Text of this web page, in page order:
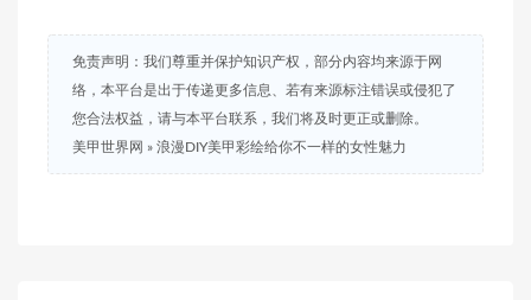
免责声明：我们尊重并保护知识产权，部分内容均来源于网
络，本平台是出于传递更多信息、若有来源标注错误或侵犯了
您合法权益，请与本平台联系，我们将及时更正或删除。
美甲世界网 » 浪漫DIY美甲彩绘给你不一样的女性魅力